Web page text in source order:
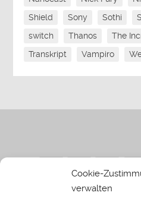
Cookie-
verwalten
Shield
Sony Sothi
switch
Thanos The
Transkript
Vampiro